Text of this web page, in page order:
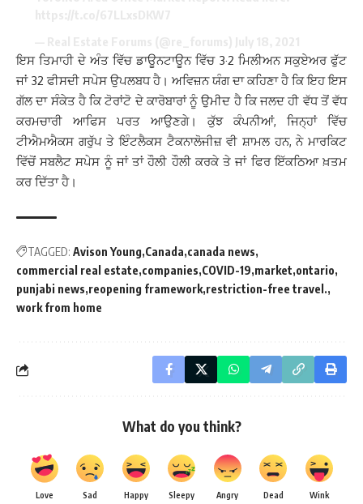
ਇਸ ਤਿਮਾਹੀ ਦੇ ਅੰਤ ਵਿੱਚ ਡਾਊਨਟਾਊਨ ਵਿੱਚ 3·2 ਮਿਲੀਅਨ ਸਕੁਏਅਰ ਫੁੱਟ
ਜਾਂ 32 ਫੀਸਦੀ ਸਪੇਸ ਉਪਲਬਧ ਹੈ। ਅਵਿਜ਼ਨ ਯੰਗ ਦਾ ਕਹਿਣਾ ਹੈ ਕਿ ਇਹ ਇਸ
ਗੱਲ ਦਾ ਸੰਕੇਤ ਹੈ ਕਿ ਟੋਰਾਂਟੋ ਦੇ ਕਾਰੋਬਾਰਾਂ ਨੂੰ ਉਮੀਦ ਹੈ ਕਿ ਜਲਦ ਹੀ ਵੱਧ ਤੋਂ ਵੱਧ
ਕਰਮਚਾਰੀ ਆਫਿਸ ਪਰਤ ਆਉਣਗੇ। ਕੁੱਝ ਕੰਪਨੀਆਂ, ਜਿਨ੍ਹਾਂ ਵਿੱਚ
ਟੀਐਮਐਕਸ ਗਰੁੱਪ ਤੇ ਇੰਟਲੈਕਸ ਟੈਕਨਾਲੋਜੀਜ਼ ਵੀ ਸ਼ਾਮਲ ਹਨ, ਨੇ ਮਾਰਕਿਟ
ਵਿੱਚੋਂ ਸਬਲੈਟ ਸਪੇਸ ਨੂੰ ਜਾਂ ਤਾਂ ਹੌਲੀ ਹੌਲੀ ਕਰਕੇ ਤੇ ਜਾਂ ਫਿਰ ਇੱਕਠਿਆ ਖ਼ਤਮ
ਕਰ ਦਿੱਤਾ ਹੈ।
TAGGED: Avison Young Canada canada news
commercial real estate companies COVID-19 market ontario
punjabi news reopening framework restriction-free travel.
work from home
What do you think?
Love Sad Happy Sleepy Angry Dead Wink